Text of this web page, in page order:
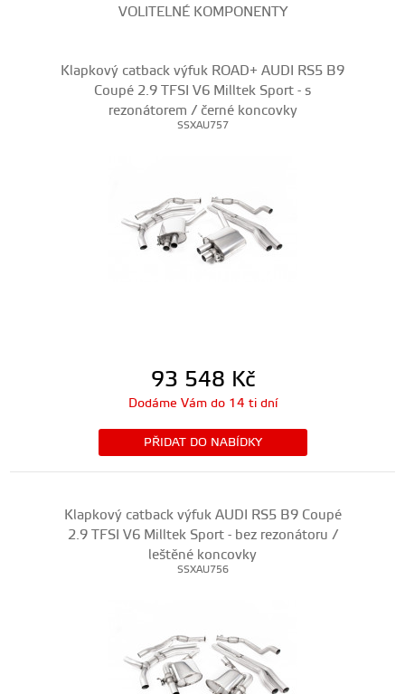
VOLITELNÉ KOMPONENTY
Klapkový catback výfuk ROAD+ AUDI RS5 B9
Coupé 2.9 TFSI V6 Milltek Sport - s
rezonátorem / černé koncovky
SSXAU757
93 548 Kč
Dodáme Vám do 14 ti dní
PŘIDAT DO NABÍDKY
Klapkový catback výfuk AUDI RS5 B9 Coupé
2.9 TFSI V6 Milltek Sport - bez rezonátoru /
leštěné koncovky
SSXAU756